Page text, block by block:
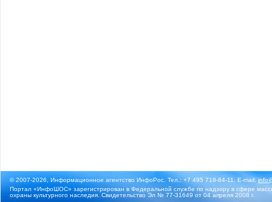
© 2007-2026, Информационное агентство ИнфоРос. Тел.: +7 495 718-84-11, E-mail:
Портал «ИнфоШОС» зарегистрирован в Федеральной службе по надзору в сфере
охраны культурного наследия. Свидетельство Эл № 77-31649 от 04 апреля 2008 г.